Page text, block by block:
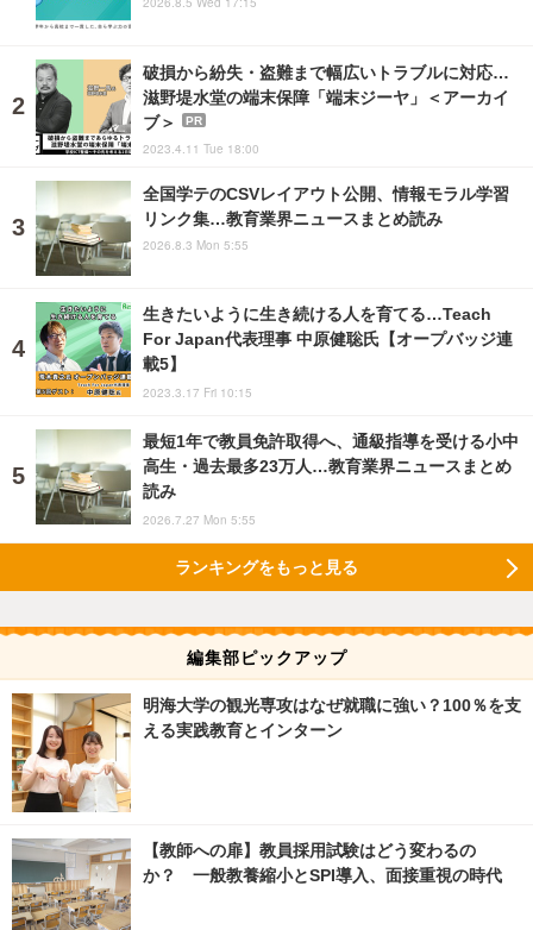
破損から紛失・盗難まで幅広いトラブルに対応…
滋野堤水堂の端末保障「端末ジーヤ」＜アーカイ
ブ＞
PR
2023.4.11 Tue 18:00
全国学テのCSVレイアウト公開、情報モラル学習
リンク集…教育業界ニュースまとめ読み
2026.8.3 Mon 5:55
生きたいように生き続ける人を育てる…Teach
For Japan代表理事 中原健聡氏【オープバッジ連
載5】
2023.3.17 Fri 10:15
最短1年で教員免許取得へ、通級指導を受ける小中
高生・過去最多23万人…教育業界ニュースまとめ
読み
2026.7.27 Mon 5:55
ランキングをもっと見る
編集部ピックアップ
明海大学の観光専攻はなぜ就職に強い？100％を支
える実践教育とインターン
【教師への扉】教員採用試験はどう変わるの
か？ 一般教養縮小とSPI導入、面接重視の時代